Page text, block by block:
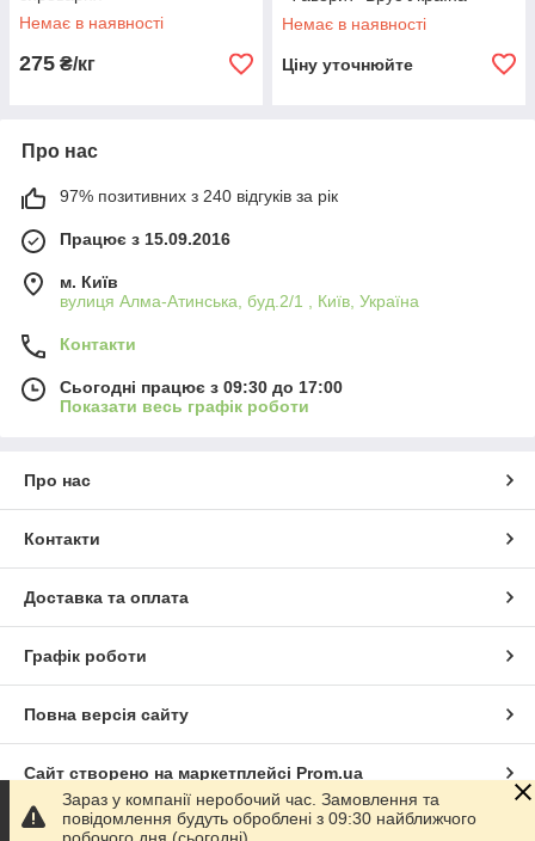
Немає в наявності
275 ₴/кг
Немає в наявності
Ціну уточнюйте
Про нас
97% позитивних з 240 відгуків за рік
Працює з 15.09.2016
м. Київ
вулиця Алма-Атинська, буд.2/1 , Київ, Україна
Контакти
Сьогодні працює з 09:30 до 17:00
Показати весь графік роботи
Про нас
Контакти
Доставка та оплата
Графік роботи
Повна версія сайту
Сайт створено на маркетплейсі Prom.ua
Політика конфіденційності
Зараз у компанії неробочий час. Замовлення та
повідомлення будуть оброблені з 09:30 найближчого